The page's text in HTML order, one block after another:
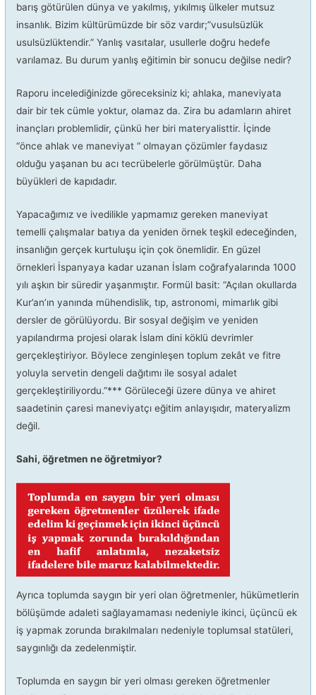
barış götürülen dünya ve yakılmış, yıkılmış ülkeler mutsuz
insanlık. Bizim kültürümüzde bir söz vardır;”vusulsüzlük
usulsüzlüktendir.” Yanlış vasıtalar, usullerle doğru hedefe
varılamaz. Bu durum yanlış eğitimin bir sonucu değilse nedir?
Raporu incelediğinizde göreceksiniz ki; ahlaka, maneviyata
dair bir tek cümle yoktur, olamaz da. Zira bu adamların ahiret
inançları problemlidir, çünkü her biri materyalisttir. İçinde
“önce ahlak ve maneviyat “ olmayan çözümler faydasız
olduğu yaşanan bu acı tecrübelerle görülmüştür. Daha
büyükleri de kapıdadır.
Yapacağımız ve ivedilikle yapmamız gereken maneviyat
temelli çalışmalar batıya da yeniden örnek teşkil edeceğinden,
insanlığın gerçek kurtuluşu için çok önemlidir. En güzel
örnekleri İspanyaya kadar uzanan İslam coğrafyalarında 1000
yılı aşkın bir süredir yaşanmıştır. Formül basit: “Açılan okullarda
Kur’an’ın yanında mühendislik, tıp, astronomi, mimarlık gibi
dersler de görülüyordu. Bir sosyal değişim ve yeniden
yapılandırma projesi olarak İslam dini köklü devrimler
gerçekleştiriyor. Böylece zenginleşen toplum zekât ve fitre
yoluyla servetin dengeli dağıtımı ile sosyal adalet
gerçekleştiriliyordu.”*** Görüleceği üzere dünya ve ahiret
saadetinin çaresi maneviyatçı eğitim anlayışıdır, materyalizm
değil.
Sahi, öğretmen ne öğretmiyor?
Ayrıca toplumda saygın bir yeri olan öğretmenler, hükümetlerin
bölüşümde adaleti sağlayamaması nedeniyle ikinci, üçüncü ek
iş yapmak zorunda bırakılmaları nedeniyle toplumsal statüleri,
saygınlığı da zedelenmiştir.
Toplumda en saygın bir yeri olması gereken öğretmenler